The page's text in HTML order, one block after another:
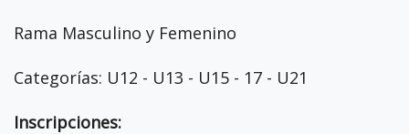
Rama Masculino y Femenino
Categorías: U12 - U13 - U15 - 17 - U21
Inscripciones: